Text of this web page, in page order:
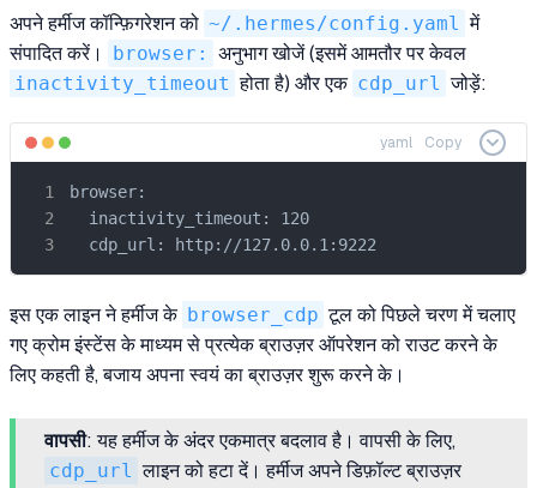
अपने हर्मीज कॉन्फ़िगरेशन को ~/.hermes/config.yaml में
संपादित करें।
browser:
अनुभाग खोजें (इसमें आमतौर पर केवल
inactivity_timeout होता है) और एक cdp_url जोड़ें:
yaml Copy
browser:
  inactivity_timeout: 120
  cdp_url: http://127.0.0.1:9222
इस एक लाइन ने हर्मीज के browser_cdp टूल को पिछले चरण में चलाए
गए क्रोम इंस्टेंस के माध्यम से प्रत्येक ब्राउज़र ऑपरेशन को राउट करने के
लिए कहती है, बजाय अपना स्वयं का ब्राउज़र शुरू करने के।
वापसी: यह हर्मीज के अंदर एकमात्र बदलाव है। वापसी के लिए,
cdp_url लाइन को हटा दें। हर्मीज अपने डिफ़ॉल्ट ब्राउज़र